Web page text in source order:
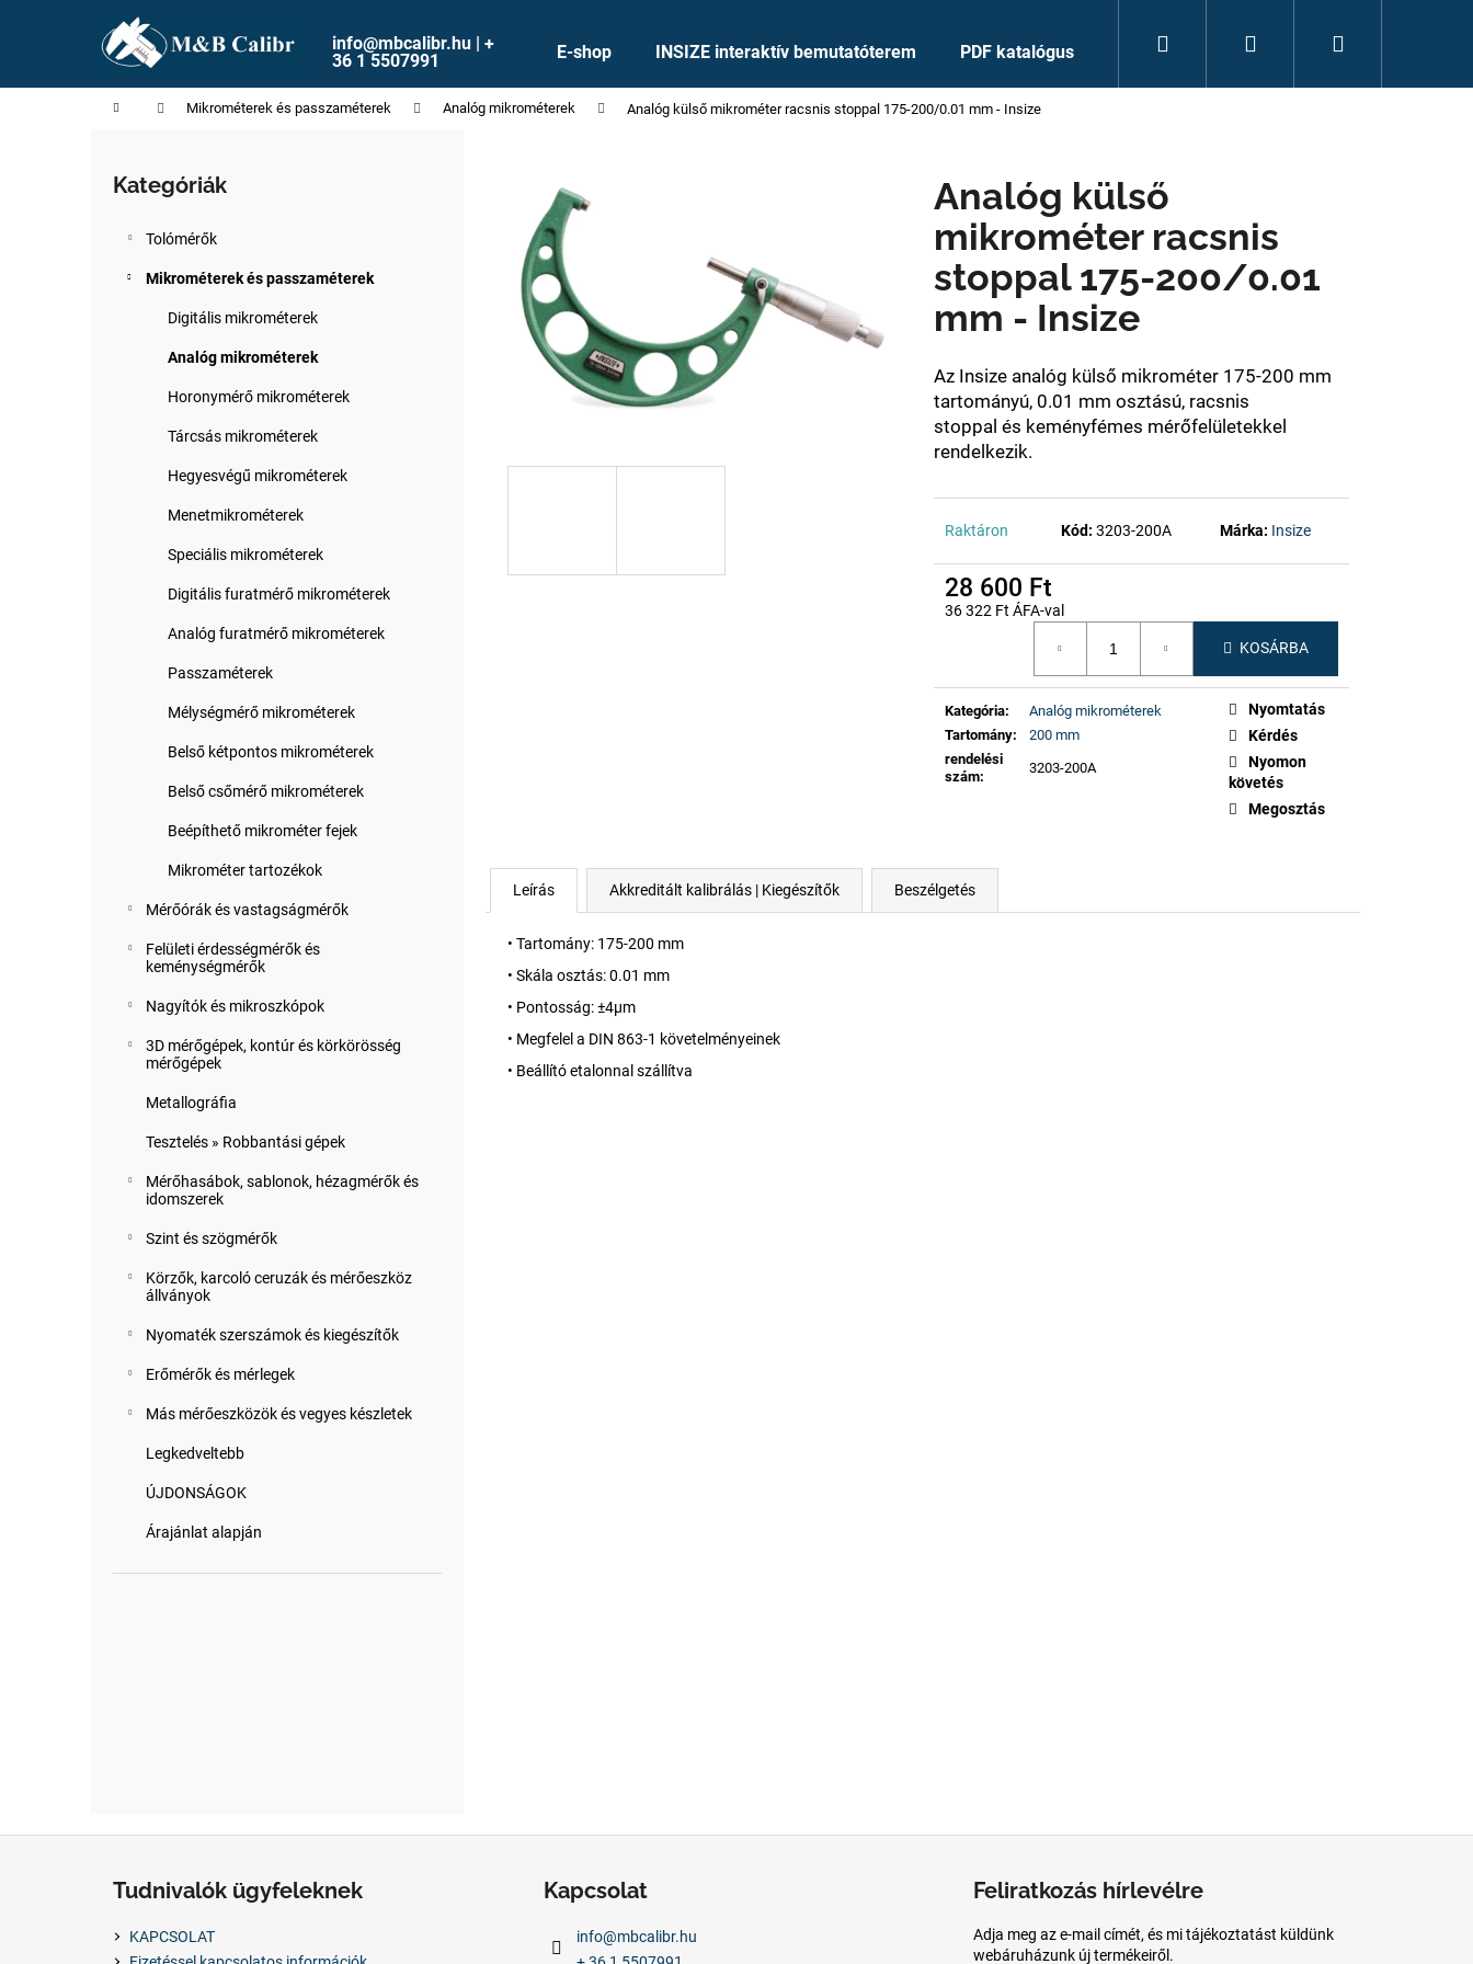
info@mbcalibr.hu | +
36 1 5507991
E-shop INSIZE interaktív bemutatóterem PDF katalógus Keresés Bejelentkezés
KezdőlapMikrométerek és passzaméterek Analóg mikrométerek Analóg külső mikrométer racsnis stoppal 175-200/0.01 mm - Insize
Kategóriák
átugrása
Kategóriák
Tolómérők
Mikrométerek és passzaméterek
Digitális mikrométerek
Analóg mikrométerek
Horonymérő mikrométerek
Tárcsás mikrométerek
Hegyesvégű mikrométerek
Menetmikrométerek
Speciális mikrométerek
Digitális furatmérő mikrométerek
Analóg furatmérő mikrométerek
Passzaméterek
Mélységmérő mikrométerek
Belső kétpontos mikrométerek
Belső csőmérő mikrométerek
Beépíthető mikrométer fejek
Mikrométer tartozékok
Mérőórák és vastagságmérők
Felületi érdességmérők és
keménységmérők
Nagyítók és mikroszkópok
3D mérőgépek, kontúr és körkörösség
mérőgépek
Metallográfia
Tesztelés » Robbantási gépek
Mérőhasábok, sablonok, hézagmérők és
idomszerek
Szint és szögmérők
Körzők, karcoló ceruzák és mérőeszköz
állványok
Nyomaték szerszámok és kiegészítők
Erőmérők és mérlegek
Más mérőeszközök és vegyes készletek
Legkedveltebb
ÚJDONSÁGOK
Árajánlat alapján
Analóg külső
mikrométer racsnis
stoppal 175-200/0.01
mm - Insize
Az Insize analóg külső mikrométer 175-200 mm
tartományú, 0.01 mm osztású, racsnis
stoppal és keményfémes mérőfelületekkel
rendelkezik.
Raktáron Kód: 3203-200A Márka: Insize
28 600 Ft
36 322 Ft ÁFA-val
KOSÁRBA
Kategória:
Analóg mikrométerek
Tartomány:
200 mm
rendelési
szám:
3203-200A
Nyomtatás
Kérdés
Nyomon
követés
Megosztás
Leírás Akkreditált kalibrálás | Kiegészítők Beszélgetés
• Tartomány: 175-200 mm
• Skála osztás: 0.01 mm
• Pontosság: ±4µm
• Megfelel a DIN 863-1 követelményeinek
• Beállító etalonnal szállítva
á
Vissza
a boltba
Vissza
a boltba
Mit keres?
Tudnivalók ügyfeleknek
KAPCSOLAT
Kapcsolat
info@mbcalibr.hu
Feliratkozás hírlevélre
Adja meg az e-mail címét, és mi tájékoztatást küldünk
webáruházunk új termékeiről.